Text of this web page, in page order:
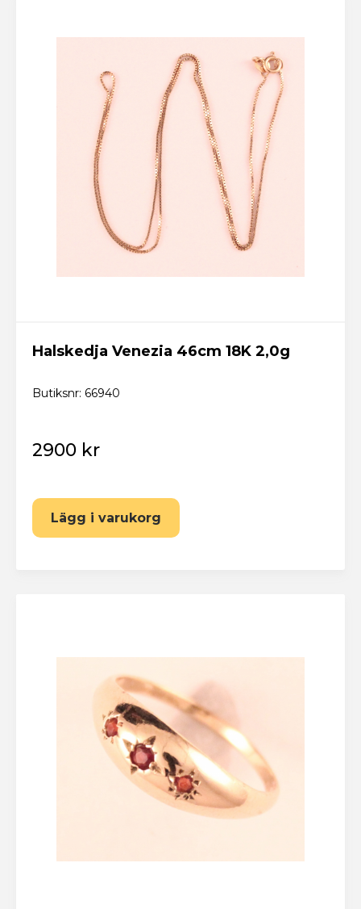
Halskedja Venezia 46cm 18K 2,0g
Butiksnr: 66940
2900 kr
Lägg i varukorg